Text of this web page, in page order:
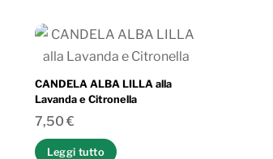
CANDELA ALBA LILLA alla
Lavanda e Citronella
7,50 €
Leggi tutto